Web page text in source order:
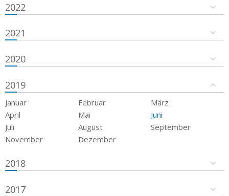
2022
2021
2020
2019
Januar Februar
März
April
Mai
Juni
Juli
August
September
November
Dezember
2018
2017